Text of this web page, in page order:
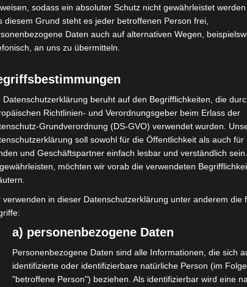
zusammen?
für die Anforderungen in Schulen des Landes
eingesetzt.
an Schulen konzipiert und ist somit auf die Arbeit
Schulkonsole an die jeweiligen Gegebenheiten
in die paedML® integrieren.
und Schüler-WLAN) werden von der Schulkonsole
gesteuert und auf bestimmte Anforderungen
sodass ein absoluter Schutz nicht gewährleistet werden
diesem Grund steht es jeder betroffenen Person frei,
Daten auch auf alternativen Wegen,
an uns zu übermitteln.
Datenschutzerklärung beruht auf den Begrifflichkeiten, die
Richtlinien- und Verordnungsgeber beim Erlass der
Grundverordnung (DS-GVO) verwendet wurden.
soll sowohl für die Öffentlichkeit als auch für
und Geschäftspartner einfach lesbar und verständlich
möchten wir vorab die verwendeten
verwenden in dieser Datenschutzerklärung unter anderem die
a) personenbezogene Daten
Personenbezogene Daten sind alle Informationen, die sich
identifizierte oder identifizierbare natürliche Person (im
"betroffene Person") beziehen. Als identifizierbar wird eine